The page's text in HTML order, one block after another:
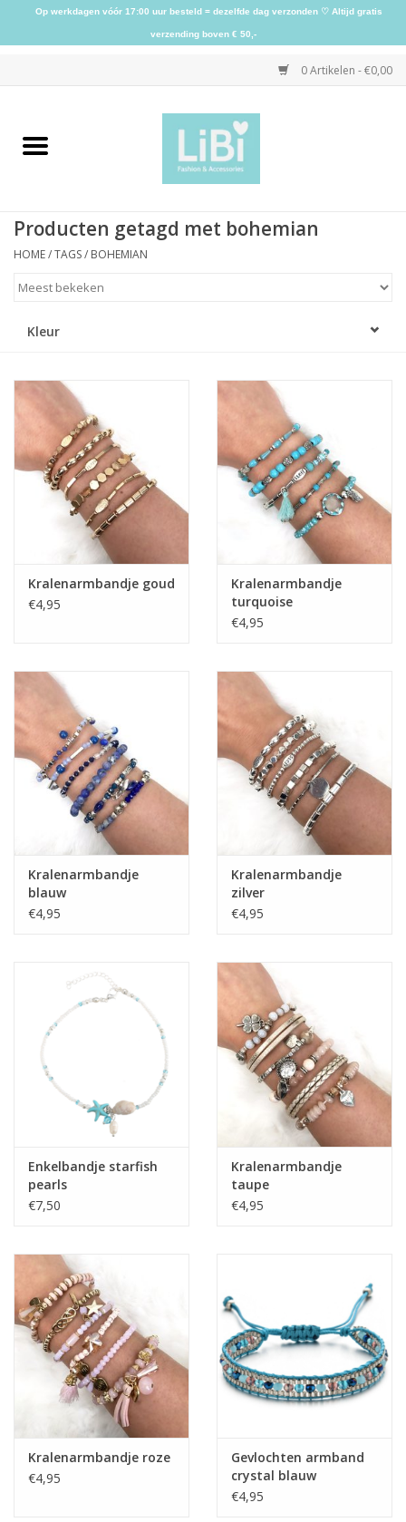
0 Artikelen - €0,00
Home
Schoenen
Accessoires
Home deco
Producten getagd met bohemian
HOME/TAGS/ BOHEMIAN
Kleur
Kralenarmbandje goud
€4,95
Kralenarmbandje
turquoise
€4,95
Kralenarmbandje
blauw
€4,95
Kralenarmbandje
zilver
€4,95
Enkelbandje starfish
pearls
€7,50
Kralenarmbandje
taupe
€4,95
Kralenarmbandje roze
€4,95
Gevlochten armband
crystal blauw
€4,95
Op werkdagen vóór 17:00 uur besteld = dezelfde dag verzonden ♡ Altijd gratis
verzending boven € 50,-